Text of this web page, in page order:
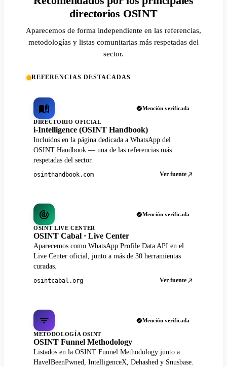
directorios OSINT
Aparecemos de forma independiente en las referencias,
metodologías y listas comunitarias más respetadas del
sector.
REFERENCIAS DESTACADAS
Mención verificada
DIRECTORIO OFICIAL
i-Intelligence (OSINT Handbook)
Incluidos en la página dedicada a WhatsApp del
OSINT Handbook — una de las referencias más
respetadas del sector.
osinthandbook.com Ver fuente
Mención verificada
OSINT LIVE CENTER
OSINT Cabal · Live Center
Aparecemos como WhatsApp Profile Data API en el
Live Center oficial, junto a más de 30 herramientas
curadas.
osintcabal.org Ver fuente
Mención verificada
METODOLOGÍA OSINT
OSINT Funnel Methodology
Listados en la OSINT Funnel Methodology junto a
HaveIBeenPwned, IntelligenceX, Dehashed y Snusbase.